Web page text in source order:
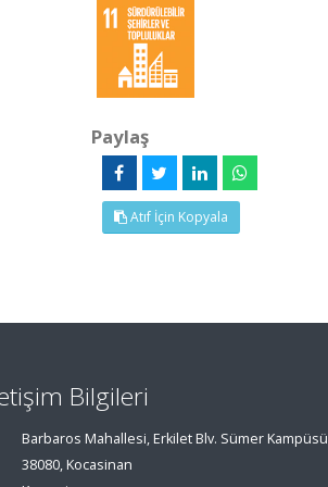
Paylaş
Atıf İçin Kopyala
Bilgileri
Barbaros Mahallesi, Erkilet Blv. Sümer Kampüsü
38080, Kocasinan